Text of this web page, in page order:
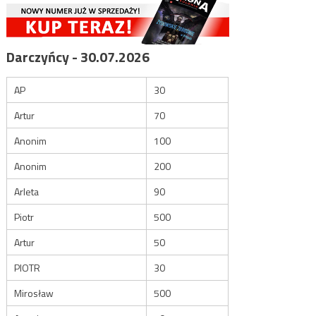
Darczyńcy - 30.07.2026
AP
30
Artur
70
Anonim
100
Anonim
200
Arleta
90
Piotr
500
Artur
50
PIOTR
30
Mirosław
500